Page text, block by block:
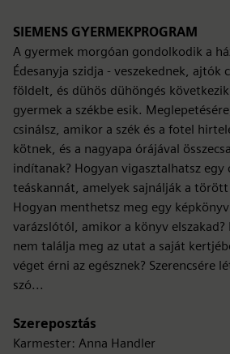
SIEMENS GYERMEKPROGRAM
A gyermek morgóan gondolkodik a
Édesanyja szidja - veszekednek, ajtók
földelt, és dühös dühöngés
gyermek a székbe esik.
csinálsz, amikor a szék és a fotel
kötnek, és a nagyapa órájával
indítanak? Hogyan vigasztalhatsz egy
teáskannát, amelyek sajnálják a
Hogyan menthetsz meg egy
varázslótól, amikor a könyv
nem találja meg az utat a saját
véget érni az egésznek? Szerencsére
szó...
Szereposztás
Karmester: Anna Handler